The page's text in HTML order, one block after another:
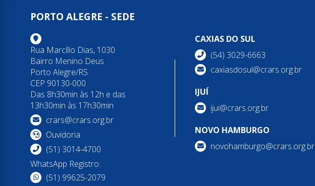
PORTO ALEGRE - SEDE
Rua Marcílio Dias, 1030
Bairro Menino Deus
Porto Alegre/RS
CEP 90130-000
Das 8h30min às 12h e das
13h30min às 17h30min
crars@crars.org.br
Ouvidoria
(51) 3014-4700
WhatsApp Registro:
(51) 99625-2079
CAXIAS DO SUL
(54) 3029-6663
caxiasdosul@crars.org.br
IJUÍ
ijui@crars.org.br
NOVO HAMBURGO
novohamburgo@crars.org.br